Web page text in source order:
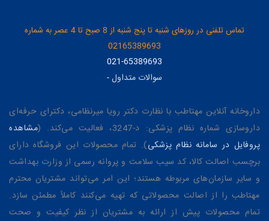
تماس تلفنی در روزهای شنبه تا پنج شنبه از 8 صبح تا 4 عصر به شماره
02165389693
021-65389693
سوالات متداول-
داروخانه آنلاین مهتاطب با نظارت دکتر رویا میرنظامی، دکترای حرفه‌ای
داروسازی شماره نظام پزشکی: د-3247، فعالیت می‌کند. (
مشاهده
پروفایل در سامانه نظام پزشکی). تمام محصولات این فروشگاه دارای
برچسب اصالت کالا، کد سیب سلامت و پروانه رسمی از وزارت بهداشت
و سایر سازمان‌های مربوطه هستند؛ این امر می‌تواند مشتریان محترم
مهتاطب را از اصالت محصولاتی که تهیه می‌کنند کاملاً مطمئن سازد.
تمام محصولات پیش از ارائه به مشتریان از نظر کیفیت و صحت